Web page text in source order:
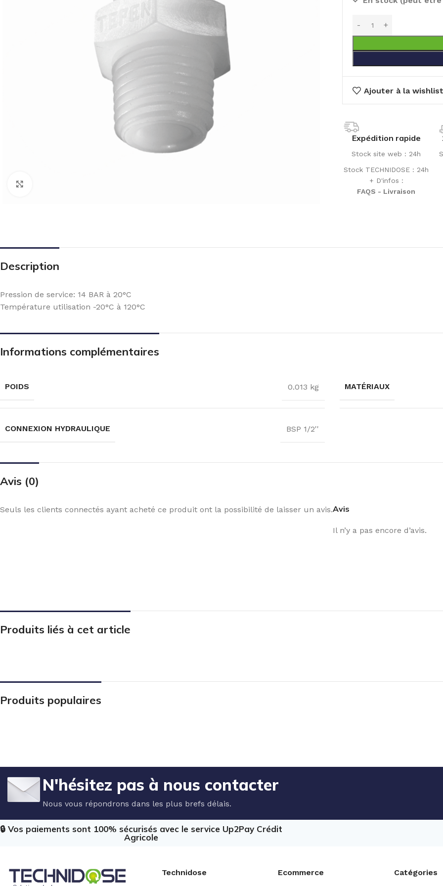
Ajouter à la
Expédition rapide
Stock site web : 24h
Stock TECHNIDOSE : 24h
+ D'infos :
FAQS - Livraison
Description
Pression de service: 14 BAR à 20°C
Température utilisation -20°C à 120°C
Informations complémentaires
POIDS 0.013 kg MATÉRIAUX
CONNEXION HYDRAULIQUE BSP 1/2''
Avis (0)
Avis
Il n’y a pas encore d’avis.
Seuls les clients connectés ayant acheté ce produit ont la possibilité de laisser un avis.
Produits liés à cet article
Produits populaires
N'hésitez pas à nous contacter
Nous vous répondrons dans les plus brefs délais.
🔒 Vos paiements sont 100% sécurisés avec le service Up2Pay Crédit
Agricole
Technidose Ecommerce Catégories